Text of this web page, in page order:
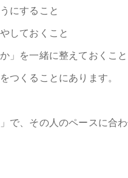
にすること
しておくこと
」を一緒に整えておくこと
つくることにあります。
で、その人のペースに合